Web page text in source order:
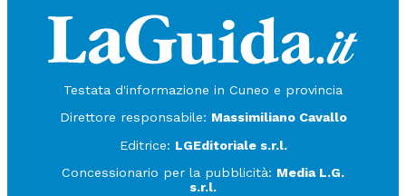
Testata d'informazione in Cuneo e provincia
Direttore responsabile: Massimiliano Cavallo
Editrice: LGEditoriale s.r.l.
Concessionario per la pubblicità: Media L.G.
s.r.l.